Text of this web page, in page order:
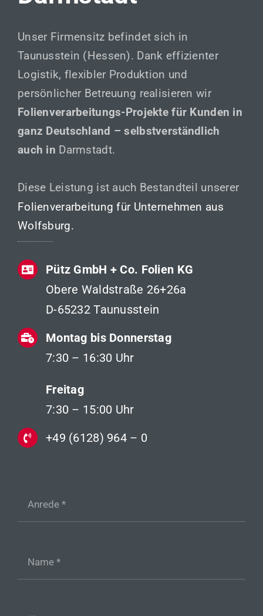
Unser Firmensitz befindet sich in
Taunusstein (Hessen). Dank effizienter
Logistik, flexibler Produktion und
persönlicher Betreuung realisieren wir
Folienverarbeitungs-Projekte für Kunden in
ganz Deutschland – selbstverständlich
auch in Darmstadt.
Diese Leistung ist auch Bestandteil unserer
Folienverarbeitung für Unternehmen aus
Wolfsburg.
Pütz GmbH + Co. Folien KG
Obere Waldstraße 26+26a
D-65232 Taunusstein
Montag bis Donnerstag
7:30 – 16:30 Uhr
Freitag
7:30 – 15:00 Uhr
+49 (6128) 964 – 0